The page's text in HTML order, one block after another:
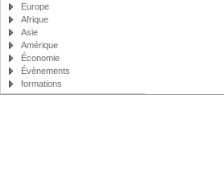
Europe
Afrique
Asie
Amérique
Économie
Évènements
formations